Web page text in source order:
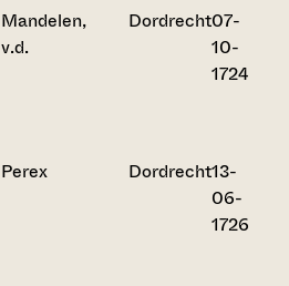
Mandelen,
v.d.
Dordrecht07-
10-
1724
Perex Dordrecht13-
06-
1726